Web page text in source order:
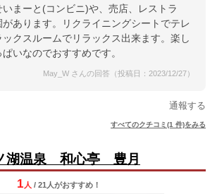
まーと(コンビニ)や、売店、レストラ
あります。リクライニングシートでテレ
クスルームでリラックス出来ます。楽し
いなのでおすすめです。
May_W さんの回答（投稿日：2023/12/27）
通報する
すべてのクチコミ(1 件)をみる
湖温泉 和心亭 豊月
1 人 / 21人がおすすめ！